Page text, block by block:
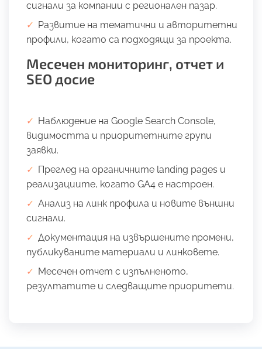
сигнали за компании с регионален пазар.
Развитие на тематични и авторитетни
профили, когато са подходящи за проекта.
Месечен мониторинг, отчет и
SEO досие
Наблюдение на Google Search Console,
видимостта и приоритетните групи
заявки.
Преглед на органичните landing pages и
реализациите, когато GA4 е настроен.
Анализ на линк профила и новите външни
сигнали.
Документация на извършените промени,
публикуваните материали и линковете.
Месечен отчет с изпълненото,
резултатите и следващите приоритети.